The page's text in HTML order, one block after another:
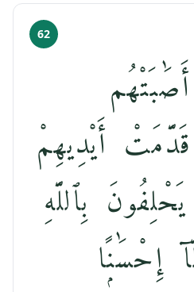
62
أَيْدِيهِمْ
بِٱللَّهِ
إِحْسَٰنًۭا